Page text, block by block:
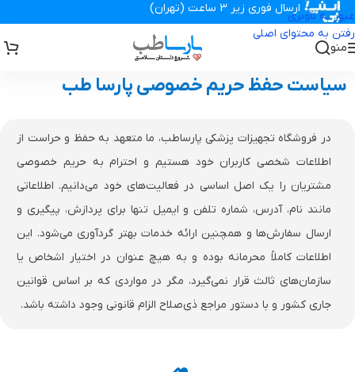
عبور به ناوبری
رفتن به محتوای اصلی
ارسال فوری زیر 3 ساعت (تهران)
منو
تجهیزات پزشکی پارساطب سیاست حفظ حریم خصوصی
سیاست حفظ حریم خصوصی پارسا طب
در فروشگاه تجهیزات پزشکی پارساطب، ما متعهد به حفظ و حراست از
اطلاعات شخصی کاربران خود هستیم و احترام به حریم خصوصی
مشتریان را یک اصل اساسی در فعالیت‌های خود می‌دانیم. اطلاعاتی
مانند نام، آدرس، شماره تلفن و ایمیل تنها برای پردازش، پیگیری و
ارسال سفارش‌ها و همچنین ارائه خدمات بهتر گردآوری می‌شود. این
اطلاعات کاملاً محرمانه بوده و به هیچ عنوان در اختیار اشخاص یا
سازمان‌های ثالث قرار نمی‌گیرد، مگر در مواردی که بر اساس قوانین
جاری کشور و با دستور مراجع ذی‌صلاح الزام قانونی وجود داشته باشد.